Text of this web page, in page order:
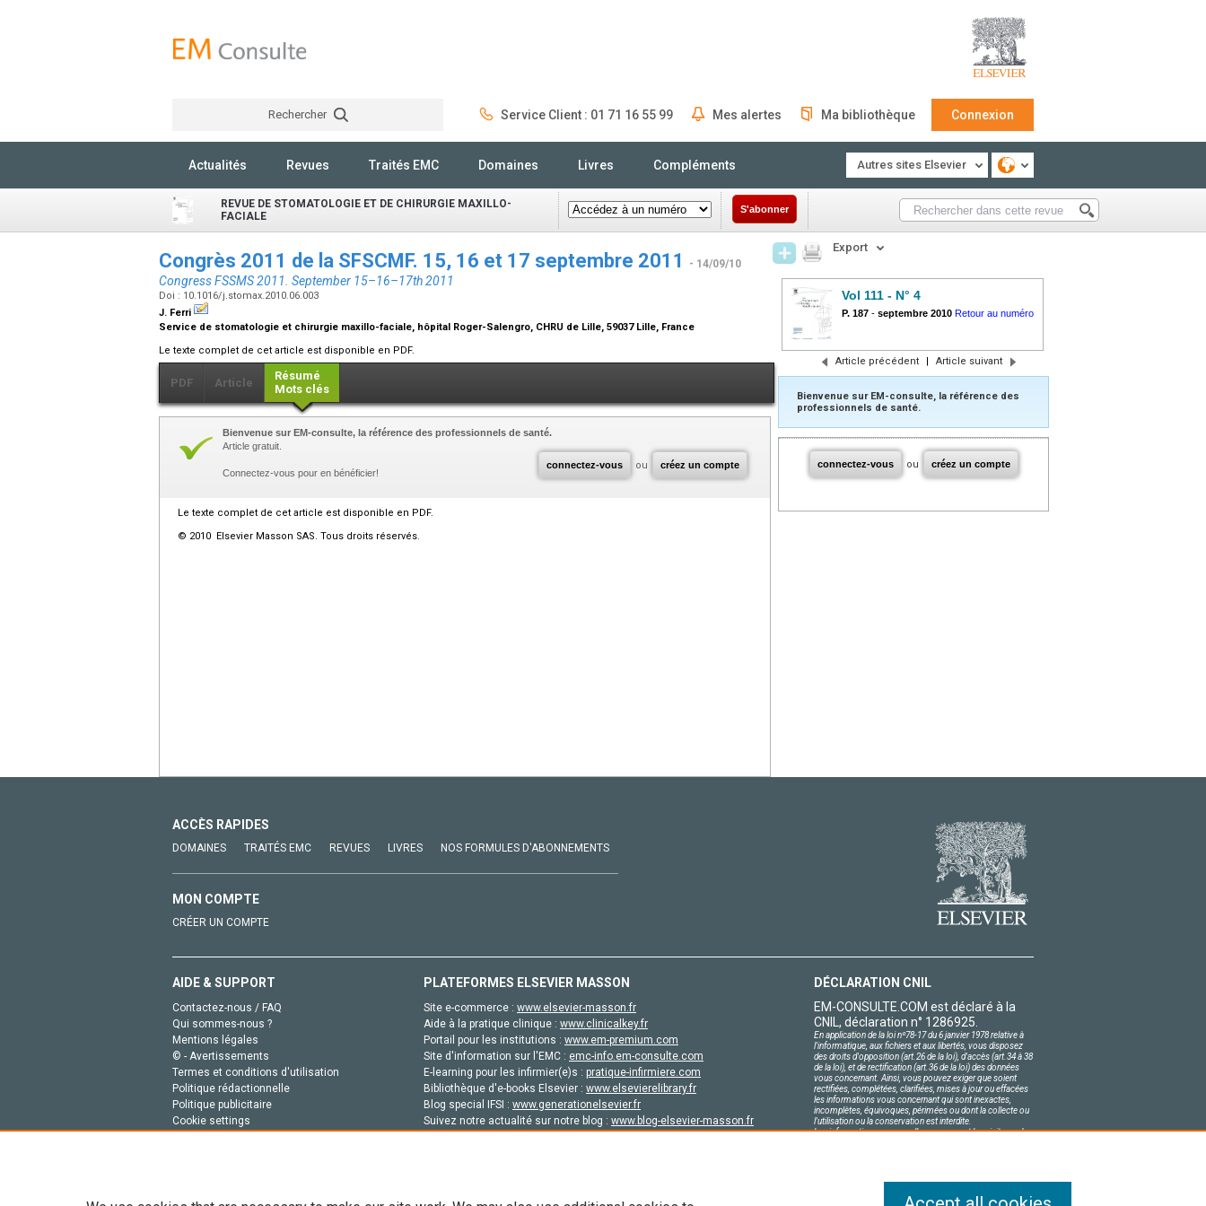
Rechercher Service Client : 01 71 16 55 99 Mes alertes Ma bibliothèque Connexion
Actualités Revues Traités EMC Domaines Livres Compléments Autres sites Elsevier
REVUE DE STOMATOLOGIE ET DE CHIRURGIE MAXILLO-
FACIALE
S'abonner
Congrès 2011 de la SFSCMF. 15, 16 et 17 septembre 2011 - 14/09/10
Congress FSSMS 2011. September 15–16–17th 2011
Doi : 10.1016/j.stomax.2010.06.003
J. Ferri
Service de stomatologie et chirurgie maxillo-faciale, hôpital Roger-Salengro, CHRU de Lille, 59037 Lille, France
Le texte complet de cet article est disponible en PDF.
PDF Article
Résumé
Mots clés
connectez-vous ou créez un compte
Bienvenue sur EM-consulte, la référence des professionnels de santé.
Article gratuit.
Connectez-vous pour en bénéficier!
Le texte complet de cet article est disponible en PDF.
© 2010 Elsevier Masson SAS. Tous droits réservés.
Export
Vol 111 - N° 4
P. 187 - septembre 2010 Retour au numéro
Article précédent | Article suivant
Bienvenue sur EM-consulte, la référence des
professionnels de santé.
connectez-vous ou créez un compte
ACCÈS RAPIDES
DOMAINES TRAITÉS EMC REVUES LIVRES NOS FORMULES D'ABONNEMENTS
MON COMPTE
CRÉER UN COMPTE
AIDE & SUPPORT
Contactez-nous / FAQ
Qui sommes-nous ?
Mentions légales
© - Avertissements
Termes et conditions d'utilisation
Politique rédactionnelle
Politique publicitaire
Cookie settings
PLATEFORMES ELSEVIER MASSON
Site e-commerce : www.elsevier-masson.fr
Aide à la pratique clinique : www.clinicalkey.fr
Portail pour les institutions : www.em-premium.com
Site d'information sur l'EMC : emc-info.em-consulte.com
E-learning pour les infirmier(e)s : pratique-infirmiere.com
Bibliothèque d'e-books Elsevier : www.elsevierelibrary.fr
Blog special IFSI : www.generationelsevier.fr
Suivez notre actualité sur notre blog : www.blog-elsevier-masson.fr
DÉCLARATION CNIL
EM-CONSULTE.COM est déclaré à la
CNIL, déclaration n° 1286925.
En application de la loi nº78-17 du 6 janvier 1978 relative à
l'informatique, aux fichiers et aux libertés, vous disposez
des droits d'opposition (art.26 de la loi), d'accès (art.34 à 38
de la loi), et de rectification (art.36 de la loi) des données
vous concernant. Ainsi, vous pouvez exiger que soient
rectifiées, complétées, clarifiées, mises à jour ou effacées
les informations vous concernant qui sont inexactes,
incomplètes, équivoques, périmées ou dont la collecte ou
l'utilisation ou la conservation est interdite.
Les informations personnelles concernant les visiteurs de